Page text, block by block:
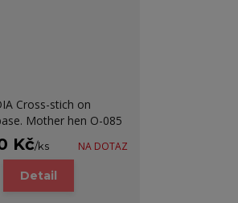
Cross-stich on
Mother hen O-085
Kč/ks NA DOTAZ
Detail